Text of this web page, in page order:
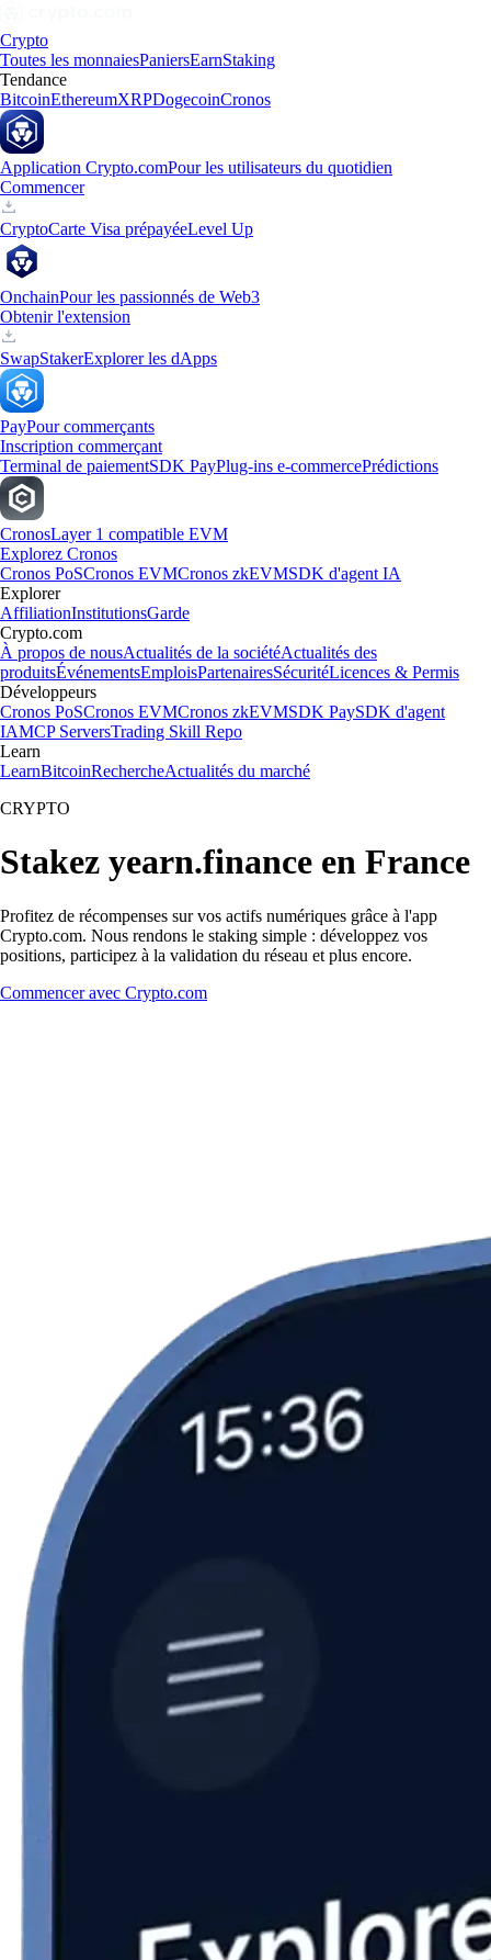
Crypto
Toutes les monnaiesPaniersEarnStaking
Tendance
BitcoinEthereumXRPDogecoinCronos
Application Crypto.comPour les utilisateurs du quotidien
Commencer
CryptoCarte Visa prépayéeLevel Up
OnchainPour les passionnés de Web3
Obtenir l'extension
SwapStakerExplorer les dApps
PayPour commerçants
Inscription commerçant
Terminal de paiementSDK PayPlug-ins e-commercePrédictions
CronosLayer 1 compatible EVM
Explorez Cronos
Cronos PoSCronos EVMCronos zkEVMSDK d'agent IA
Explorer
AffiliationInstitutionsGarde
Crypto.com
À propos de nousActualités de la sociétéActualités des
produitsÉvénementsEmploisPartenairesSécuritéLicences & Permis
Développeurs
Cronos PoSCronos EVMCronos zkEVMSDK PaySDK d'agent
IAMCP ServersTrading Skill Repo
Learn
LearnBitcoinRechercheActualités du marché
CRYPTO
Stakez yearn.finance en France
Profitez de récompenses sur vos actifs numériques grâce à l'app
Crypto.com. Nous rendons le staking simple : développez vos
positions, participez à la validation du réseau et plus encore.
Commencer avec Crypto.com